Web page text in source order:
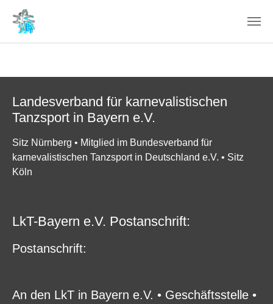
Landesverband für karnevalistischen
Tanzsport in Bayern e.V.
Sitz Nürnberg • Mitglied im Bundesverband für
karnevalistischen Tanzsport in Deutschland e.V. • Sitz
Köln
LkT-Bayern e.V. Postanschrift:
Postanschrift:
An den LkT in Bayern e.V. • Geschäftsstelle •